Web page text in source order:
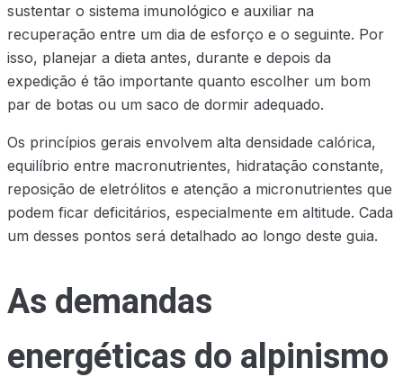
sustentar o sistema imunológico e auxiliar na
recuperação entre um dia de esforço e o seguinte. Por
isso, planejar a dieta antes, durante e depois da
expedição é tão importante quanto escolher um bom
par de botas ou um saco de dormir adequado.
Os princípios gerais envolvem alta densidade calórica,
equilíbrio entre macronutrientes, hidratação constante,
reposição de eletrólitos e atenção a micronutrientes que
podem ficar deficitários, especialmente em altitude. Cada
um desses pontos será detalhado ao longo deste guia.
As demandas
energéticas do alpinismo